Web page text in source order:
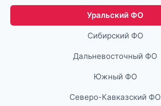
Уральский ФО
Сибирский ФО
Дальневосточный ФО
Южный ФО
Северо-Кавказский ФО